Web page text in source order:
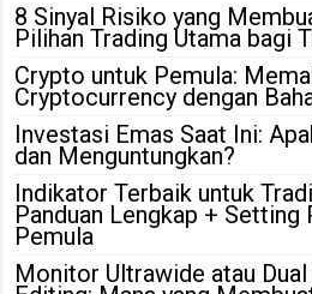
8 Sinyal Risiko yang
Pilihan Trading Utama bagi
Crypto untuk Pemula:
Cryptocurrency dengan
Investasi Emas Saat Ini:
dan Menguntungkan?
Indikator Terbaik untuk
Panduan Lengkap +
Pemula
Monitor Ultrawide atau